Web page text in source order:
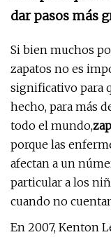
dar pasos más
Si bien muchos
zapatos no es
significativo para
hecho, para más
todo el mundo,
porque las
afectan a un
particular a los
cuando no
En 2007, Kenton